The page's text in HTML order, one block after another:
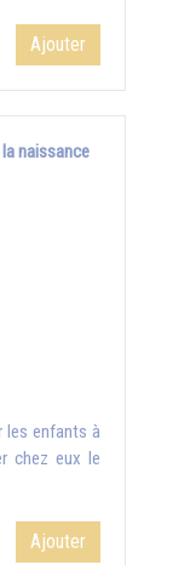
Ajouter
naissance
les enfants à
chez eux le
Ajouter